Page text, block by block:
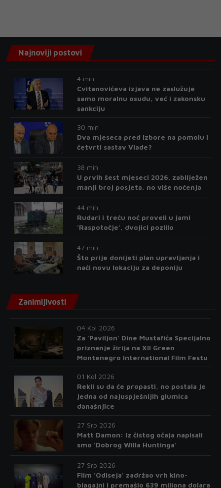
Najnoviji postovi
4 min
Cvitanovićeva izjava ne zaslužuje
samo moralnu osudu, već i zakonsku
sankciju
30 min
Dva mjeseca pred izbore na pomolu i
četvrti sastav Vlade?
38 min
U prvih šest mjeseci 2026. zabilježen
manji broj posjeta, no više noćenja
44 min
Rudari i treću noć proveli u jami
'Raspotočje', dvojici pozlilo
47 min
Što prije donijeti plan upravljanja i
naći novu lokaciju za deponiju
Zanimljivosti
04 Kol 2026
Za 'Paviljon' Dine Mustafića Specijalno
priznanje žirija na XII Green
Montenegro International Film Festu
01 Kol 2026
Rekli su da će propasti, no postala je
jedna od najuspješnijih glumica
današnjice
27 Srp 2026
Matt Damon: Iz čistog očaja napisali
smo 'Dobrog Willa Huntinga'
27 Srp 2026
Film 'Odiseja' zadržao vrh kino-
blagajni i premašio 639 miliona dolara